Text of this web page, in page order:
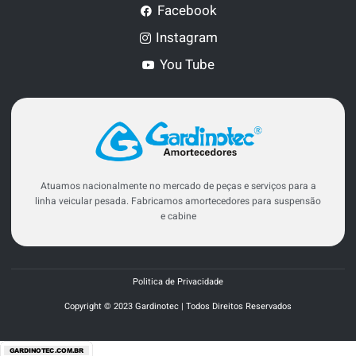
Facebook
Instagram
You Tube
Atuamos nacionalmente no mercado de peças e serviços para a
linha veicular pesada. Fabricamos amortecedores para suspensão
e cabine
Politica de Privacidade
Copyright © 2023 Gardinotec | Todos Direitos Reservados